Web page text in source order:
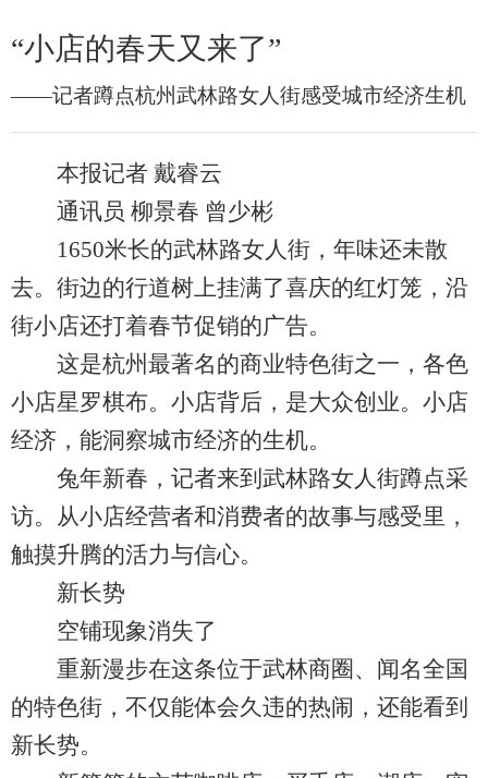
“小店的春天又来了”
——记者蹲点杭州武林路女人街感受城市经济生机
本报记者 戴睿云
通讯员 柳景春 曾少彬
1650米长的武林路女人街，年味还未散
去。街边的行道树上挂满了喜庆的红灯笼，沿
街小店还打着春节促销的广告。
这是杭州最著名的商业特色街之一，各色
小店星罗棋布。小店背后，是大众创业。小店
经济，能洞察城市经济的生机。
兔年新春，记者来到武林路女人街蹲点采
访。从小店经营者和消费者的故事与感受里，
触摸升腾的活力与信心。
新长势
空铺现象消失了
重新漫步在这条位于武林商圈、闻名全国
的特色街，不仅能体会久违的热闹，还能看到
新长势。